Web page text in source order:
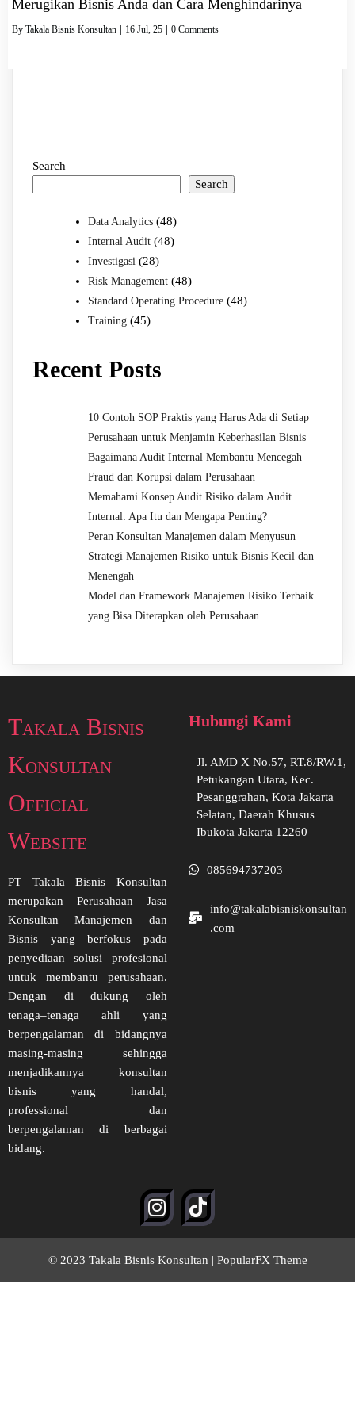
Merugikan Bisnis Anda dan Cara Menghindarinya
By Takala Bisnis Konsultan 16 Jul, 25 0 Comments
Search
Search
Data Analytics (48)
Internal Audit (48)
Investigasi (28)
Risk Management (48)
Standard Operating Procedure (48)
Training (45)
Recent Posts
10 Contoh SOP Praktis yang Harus Ada di Setiap
Perusahaan untuk Menjamin Keberhasilan Bisnis
Bagaimana Audit Internal Membantu Mencegah
Fraud dan Korupsi dalam Perusahaan
Memahami Konsep Audit Risiko dalam Audit
Internal: Apa Itu dan Mengapa Penting?
Peran Konsultan Manajemen dalam Menyusun
Strategi Manajemen Risiko untuk Bisnis Kecil dan
Menengah
Model dan Framework Manajemen Risiko Terbaik
yang Bisa Diterapkan oleh Perusahaan
Takala Bisnis
Konsultan
Official
Website
PT Takala Bisnis Konsultan
merupakan Perusahaan Jasa
Konsultan Manajemen dan
Bisnis yang berfokus pada
penyediaan solusi profesional
untuk membantu perusahaan.
Dengan di dukung oleh
tenaga–tenaga ahli yang
berpengalaman di bidangnya
masing-masing sehingga
menjadikannya konsultan
bisnis yang handal,
professional dan
berpengalaman di berbagai
bidang.
Hubungi Kami
Jl. AMD X No.57, RT.8/RW.1,
Petukangan Utara, Kec.
Pesanggrahan, Kota Jakarta
Selatan, Daerah Khusus
Ibukota Jakarta 12260
085694737203
info@takalabisniskonsultan
.com
© 2023 Takala Bisnis Konsultan | PopularFX Theme